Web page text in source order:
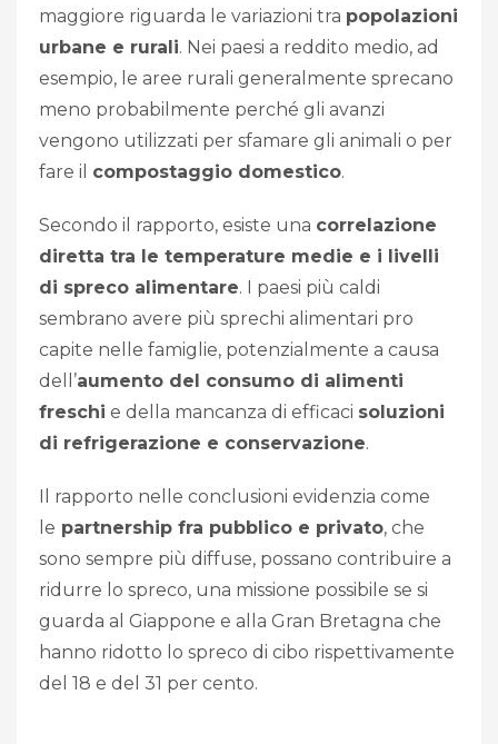
maggiore riguarda le variazioni tra popolazioni
urbane e rurali. Nei paesi a reddito medio, ad
esempio, le aree rurali generalmente sprecano
meno probabilmente perché gli avanzi
vengono utilizzati per sfamare gli animali o per
fare il compostaggio domestico.
Secondo il rapporto, esiste una correlazione
diretta tra le temperature medie e i livelli
di spreco alimentare. I paesi più caldi
sembrano avere più sprechi alimentari pro
capite nelle famiglie, potenzialmente a causa
dell’aumento del consumo di alimenti
freschi e della mancanza di efficaci soluzioni
di refrigerazione e conservazione.
Il rapporto nelle conclusioni evidenzia come
le partnership fra pubblico e privato, che
sono sempre più diffuse, possano contribuire a
ridurre lo spreco, una missione possibile se si
guarda al Giappone e alla Gran Bretagna che
hanno ridotto lo spreco di cibo rispettivamente
del 18 e del 31 per cento.